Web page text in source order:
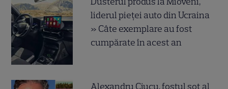
liderul pieței auto din Ucraina
» Câte exemplare au fost
cumpărate în acest an
Alexandru Ciucu, fostul soț al